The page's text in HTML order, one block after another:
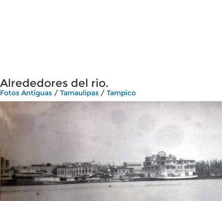
Alrededores del rio.
Fotos Antiguas / Tamaulipas / Tampico